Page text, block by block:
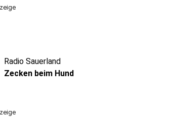
Radio Sauerland
Zecken beim Hund